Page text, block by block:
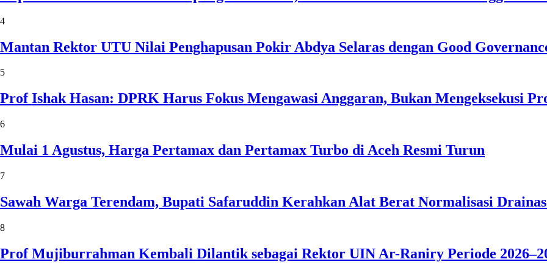
4
Mantan Rektor UTU Nilai Penghapusan Pokir Abdya Selaras dengan Good
5
Prof Ishak Hasan: DPRK Harus Fokus Mengawasi Anggaran, Bukan Mengeksekusi
6
Mulai 1 Agustus, Harga Pertamax dan Pertamax Turbo di Aceh Resmi Turun
7
Sawah Warga Terendam, Bupati Safaruddin Kerahkan Alat Berat Normalisasi
8
Prof Mujiburrahman Kembali Dilantik sebagai Rektor UIN Ar-Raniry Periode